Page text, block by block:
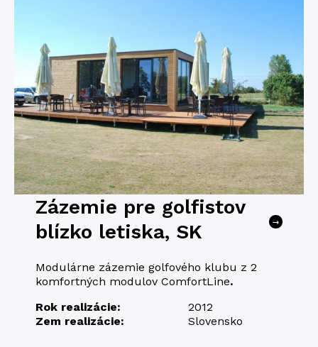
Zázemie pre golfistov
blízko letiska, SK
→
Modulárne zázemie golfového klubu z 2
komfortných modulov ComfortLine.
Rok realizácie:
2012
Zem realizácie:
Slovensko